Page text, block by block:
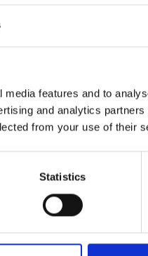
features and to
and analytics
from your use of their
Statistics